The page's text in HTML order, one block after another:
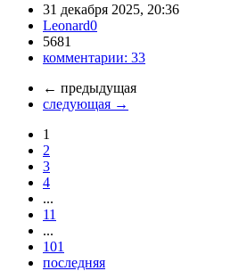
31 декабря 2025, 20:36
Leonard0
5681
комментарии: 33
← предыдущая
следующая →
1
2
3
4
...
11
...
101
последняя